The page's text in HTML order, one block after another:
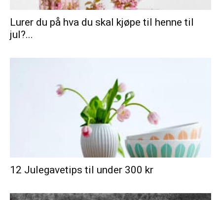
Lurer du på hva du skal kjøpe til henne til
jul?...
12 Julegavetips til under 300 kr